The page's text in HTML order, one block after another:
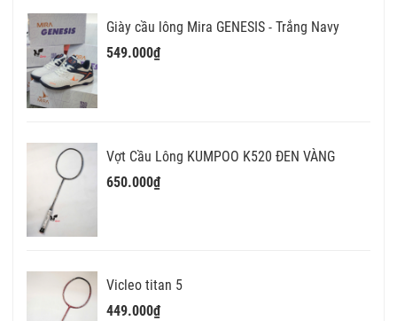
Giày cầu lông Mira GENESIS - Trắng Navy
549.000₫
Vợt Cầu Lông KUMPOO K520 ĐEN VÀNG
650.000₫
Vicleo titan 5
449.000₫